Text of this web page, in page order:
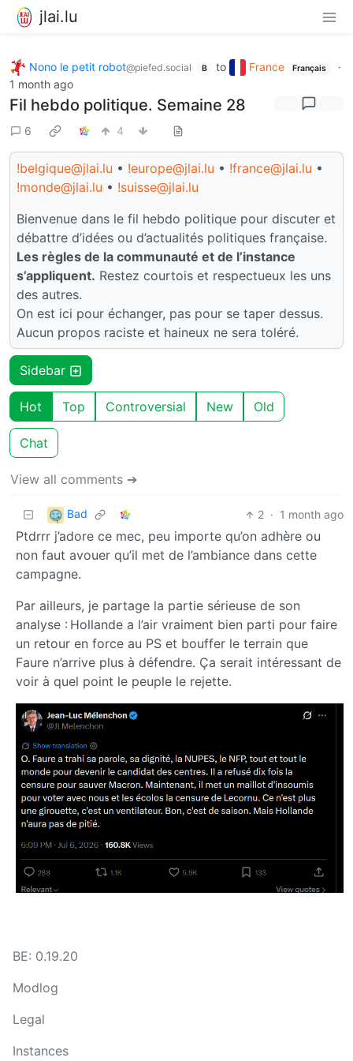
jlai.lu
Nono le petit robot@piefed.social B to France Français
·
1 month ago
Fil hebdo politique. Semaine 28
6 4
!belgique@jlai.lu • !europe@jlai.lu • !france@jlai.lu •
!monde@jlai.lu • !suisse@jlai.lu
Bienvenue dans le fil hebdo politique pour discuter et
débattre d’idées ou d’actualités politiques française.
Les règles de la communauté et de l’instance
s’appliquent. Restez courtois et respectueux les uns
des autres.
On est ici pour échanger, pas pour se taper dessus.
Aucun propos raciste et haineux ne sera toléré.
Sidebar
Hot Top Controversial New Old
Chat
View all comments ➔
Bad 2 · 1 month ago
Ptdrrr j’adore ce mec, peu importe qu’on adhère ou
non faut avouer qu’il met de l’ambiance dans cette
campagne.
Par ailleurs, je partage la partie sérieuse de son
analyse : Hollande a l’air vraiment bien parti pour faire
un retour en force au PS et bouffer le terrain que
Faure n’arrive plus à défendre. Ça serait intéressant de
voir à quel point le peuple le rejette.
BE: 0.19.20
Modlog
Legal
Instances